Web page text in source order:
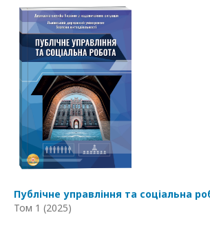
Публічне управління та соціальна
Том 1 (2025)